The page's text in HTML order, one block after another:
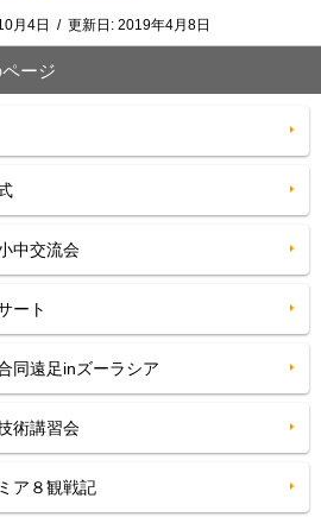
月4日 / 更新日: 2019年4月8日
ージ
中交流会
ート
遠足inズーラシア
術講習会
８観戦記